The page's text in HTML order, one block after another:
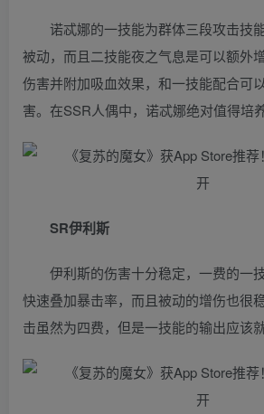
诺忒娜的一技能为群体三段攻击技
被动，而且二技能夜之气息是可以额外
伤害并附加吸血效果，和一技能配合可
害。在SSR人偶中，诺忒娜绝对值得培
SR伊利斯
伊利斯的伤害十分稳定，一费的一
快速叠加暴击率，而且被动的增伤也很
击虽然为四费，但是一技能的输出应该